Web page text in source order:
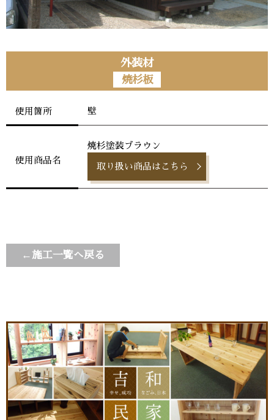
外装材
焼杉板
使用箇所 壁
使用商品名
焼杉塗装ブラウン
取り扱い商品はこちら
←施工一覧へ戻る